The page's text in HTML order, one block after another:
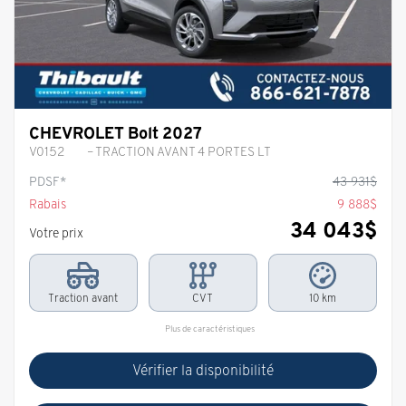
CHEVROLET Bolt 2027
V0152
– TRACTION AVANT 4 PORTES LT
PDSF*
43 931$
Rabais
9 888$
Votre prix
34 043$
Traction avant CVT 10 km
Plus de caractéristiques
Vérifier la disponibilité